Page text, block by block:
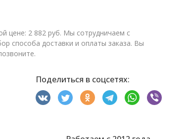
цене: 2 882 руб. Мы сотрудничаем с
способа доставки и оплаты заказа. Вы
Поделиться в соцсетях: